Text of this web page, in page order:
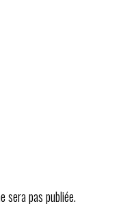
sera pas publiée.